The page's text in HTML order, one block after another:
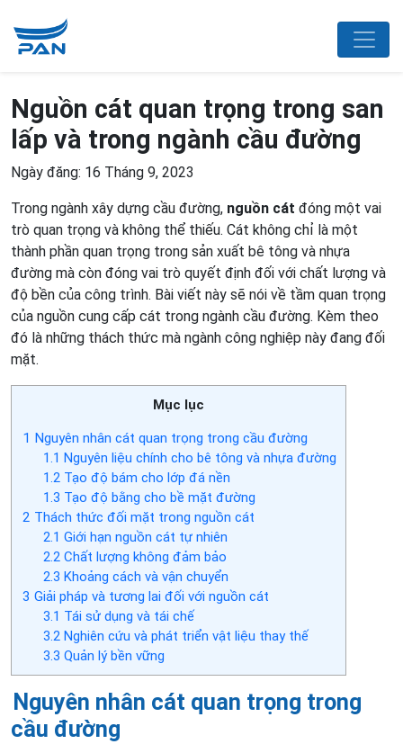
Nguồn cát quan trọng trong san
lấp và trong ngành cầu đường
Ngày đăng: 16 Tháng 9, 2023
Trong ngành xây dựng cầu đường, nguồn cát đóng một vai
trò quan trọng và không thể thiếu. Cát không chỉ là một
thành phần quan trọng trong sản xuất bê tông và nhựa
đường mà còn đóng vai trò quyết định đối với chất lượng và
độ bền của công trình. Bài viết này sẽ nói về tầm quan trọng
của nguồn cung cấp cát trong ngành cầu đường. Kèm theo
đó là những thách thức mà ngành công nghiệp này đang đối
mặt.
Mục lục
1 Nguyên nhân cát quan trọng trong cầu đường
1.1 Nguyên liệu chính cho bê tông và nhựa đường
1.2Tạo độ bám cho lớp đá nền
1.3 Tạo độ bằng cho bề mặt đường
2 Thách thức đối mặt trong nguồn cát
2.1 Giới hạn nguồn cát tự nhiên
2.2Chất lượng không đảm bảo
2.3 Khoảng cách và vận chuyển
3 Giải pháp và tương lai đối với nguồn cát
3.1 Tái sử dụng và tái chế
3.2Nghiên cứu và phát triển vật liệu thay thế
3.3 Quản lý bền vững
Nguyên nhân cát quan trọng trong
cầu đường